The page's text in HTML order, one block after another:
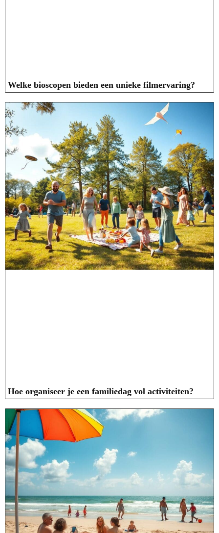
Welke bioscopen bieden een unieke filmervaring?
Hoe organiseer je een familiedag vol activiteiten?